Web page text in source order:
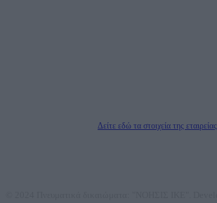
Δείτε εδώ τα στοιχεία της εταιρείας